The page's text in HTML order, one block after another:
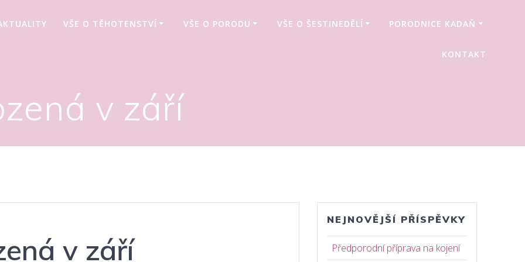
VŠE O TĚHOTENSTVÍ VŠE O PORODU VŠE O ŠESTINEDĚLÍ PORODNICE KADAŇ
KONTAKT
v září
v září
NEJNOVĚJŠÍ PŘÍSPĚVKY
Předporodní příprava na kojení